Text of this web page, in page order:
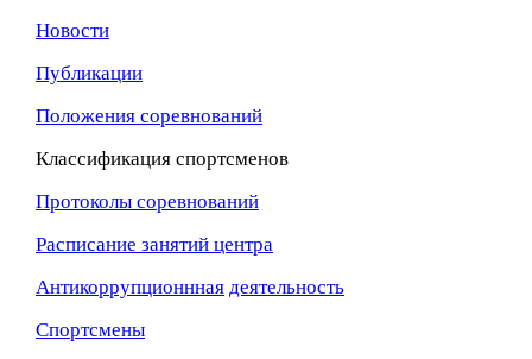
Новости
Публикации
Положения соревнований
Классификация спортсменов
Протоколы соревнований
Расписание занятий центра
Антикоррупционнная деятельность
Спортсмены